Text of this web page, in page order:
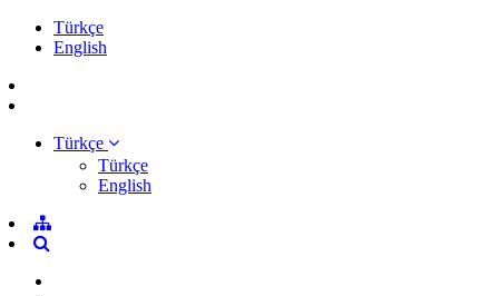
Türkçe
English
Türkçe
Türkçe
English